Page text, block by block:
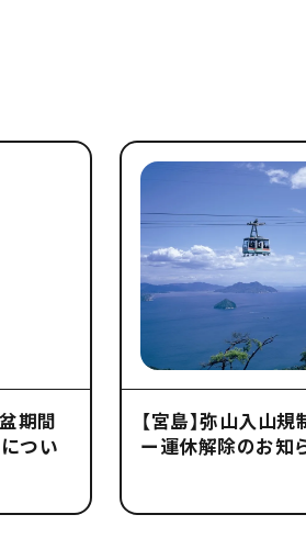
期間
つい
【宮島】弥山入山規
ー運休解除のお知